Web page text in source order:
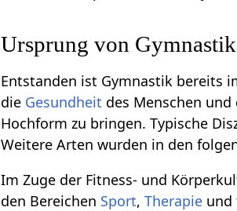
Ursprung von
Entstanden ist Gymnastik bereits
die Gesundheit des Menschen und
Hochform zu bringen. Typische
Weitere Arten wurden in den
Im Zuge der Fitness- und
den Bereichen Sport,Therapie und